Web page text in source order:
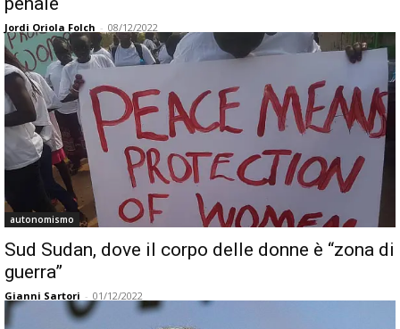
Jordi Oriola Folch - 08/12/2022
autonomismo
Sud Sudan, dove il corpo delle donne è “zona di
guerra”
Gianni Sartori - 01/12/2022